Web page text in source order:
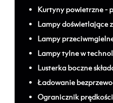
Kurtyny powietrzne -
Lampy doświetlające
Lampy
Lampy tylne w
Lusterka boczne
Ładowanie
Ogranicznik prędkości